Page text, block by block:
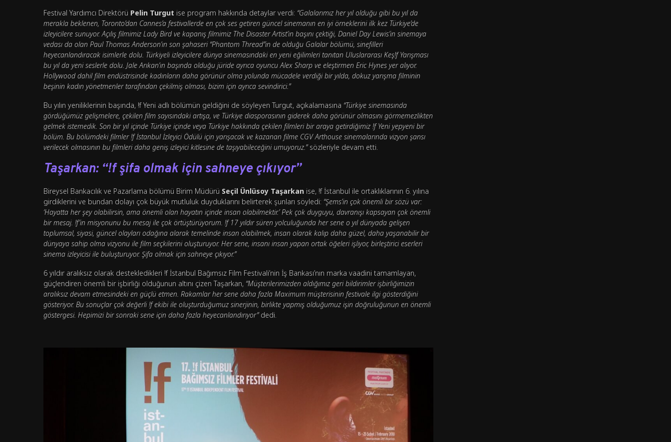
Festival Yardımcı Direktörü Pelin Turgut ise program hakkında detaylar verdi: “Galalarımız her yıl olduğu gibi bu yıl da
merakla beklenen, Toronto’dan Cannes’a festivallerde en çok ses getiren güncel sinemanın en iyi örneklerini ilk kez Türkiye’de
izleyicilere sunuyor. Açılış filmimiz Lady Bird ve kapanış filmimiz The Disaster Artist’in başını çektiği, Daniel Day Lewis’in sinemaya
vedası da olan Paul Thomas Anderson’ın son şahaseri “Phantom Thread”in de olduğu Galalar bölümü, sinefilleri
heyecanlandıracak isimlerle dolu. Türkiyeli izleyicilere dünya sinemasındaki en yeni eğilimleri tanıtan Uluslararası Keş!f Yarışması
bu yıl da yeni seslerle dolu. Jale Arıkan’ın başında olduğu jüride ayrıca oyuncu Alex Sharp ve eleştirmen Eric Hynes yer alıyor.
Hollywood dahil film endüstrisinde kadınların daha görünür olma yolunda mücadele verdiği bir yılda, dokuz yarışma filminin
beşinin kadın yönetmenler tarafından çekilmiş olması, bizim için ayrıca sevindirici.”
Bu yılın yeniliklerinin başında, !f Yeni adlı bölümün geldiğini de söyleyen Turgut, açıkalamasına “Türkiye sinemasında
gördüğümüz gelişmelere, çekilen film sayısındaki artışa, ve Türkiye diasporasının giderek daha görünür olmasını görmemezlikten
gelmek istemedik. Son bir yıl içinde Türkiye içinde veya Türkiye hakkında çekilen filmleri bir araya getirdiğimiz !f Yeni yepyeni bir
bölüm. Bu bölümdeki filmler !f İstanbul İzleyici Ödülü için yarışacak ve kazanan filme CGV Arthouse sinemalarında vizyon şansı
verilecek olmasının bu filmleri daha geniş izleyici kitlesine de taşıyabileceğini umuyoruz.”sözleriyle devam etti.
Taşarkan: “!f şifa olmak için sahneye çıkıyor”
Bireysel Bankacılık ve Pazarlama bölümü Birim Müdürü Seçil Ünlüsoy Taşarkan ise, !f İstanbul ile ortaklıklarının 6. yılına
girdiklerini ve bundan dolayı çok büyük mutluluk duyduklarını belirterek şunları söyledi: “Şems’in çok önemli bir sözü var:
‘Hayatta her şey olabilirsin, ama önemli olan hayatın içinde insan olabilmektir.’ Pek çok duyguyu, davranışı kapsayan çok önemli
bir mesaj. !f’in misyonunu bu mesaj ile çok örtüştürüyorum. !f 17 yıldır süren yolculuğunda her sene o yıl dünyada gelişen
toplumsal, siyasi, güncel olayları odağına alarak temelinde insan olabilmek, insan olarak kalıp daha güzel, daha yaşanabilir bir
dünyaya sahip olma vizyonu ile film seçkilerini oluşturuyor. Her sene, insanı insan yapan ortak öğeleri işliyor, birleştirici eserleri
sinema izleyicisi ile buluşturuyor. Şifa olmak için sahneye çıkıyor.”
6 yıldır aralıksız olarak destekledikleri !f İstanbul Bağımsız Film Festivali’nin İş Bankası’nın marka vaadini tamamlayan,
güçlendiren önemli bir işbirliği olduğunun altını çizen Taşarkan, “Müşterilerimizden aldığımız geri bildirimler işbirliğimizin
aralıksız devam etmesindeki en güçlü etmen. Rakamlar her sene daha fazla Maximum müşterisinin festivale ilgi gösterdiğini
gösteriyor. Bu sonuçlar çok değerli !f ekibi ile oluşturduğumuz sinerjinin, birlikte yapmış olduğumuz işin doğruluğunun en önemli
göstergesi. Hepimizi bir sonraki sene için daha fazla heyecanlandırıyor”dedi.